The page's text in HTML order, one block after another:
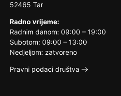
52465 Tar
Radno vrijeme:
Radnim danom: 09:00 – 19:00
Subotom: 09:00 – 13:00
Nedjeljom: zatvoreno
Pravni podaci društva